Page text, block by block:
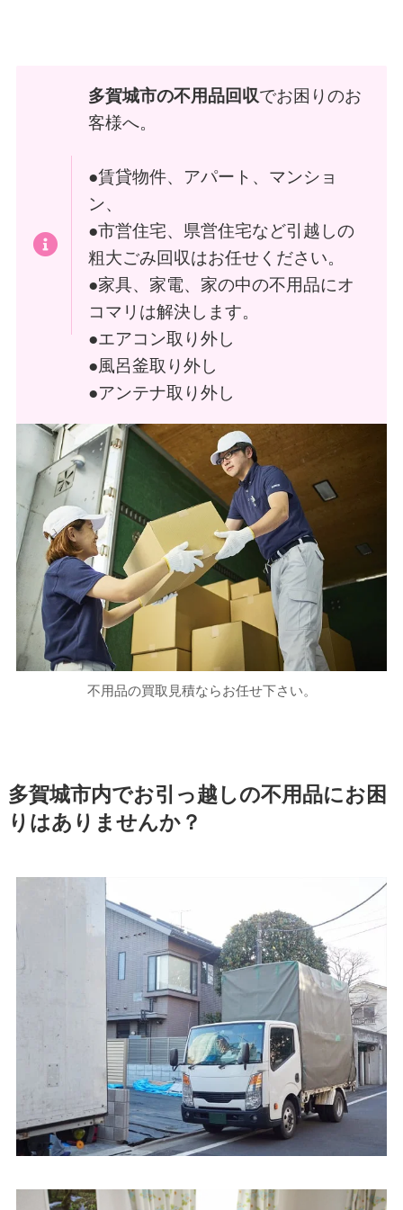
多賀城市の不用品回収でお困りのお
客様へ。
●賃貸物件、アパート、マンショ
ン、
●市営住宅、県営住宅など引越しの
粗大ごみ回収はお任せください。
●家具、家電、家の中の不用品にオ
コマリは解決します。
●エアコン取り外し
●風呂釜取り外し
●アンテナ取り外し
不用品の買取見積ならお任せ下さい。
多賀城市内でお引っ越しの不用品にお困
りはありませんか？